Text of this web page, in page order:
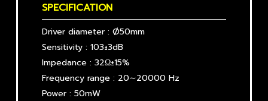
SPECIFICATION
Driver diameter : Ø50mm
Sensitivity : 103±3dB
Impedance : 32Ω±15%
Frequency range : 20∼20000 Hz
Power : 50mW